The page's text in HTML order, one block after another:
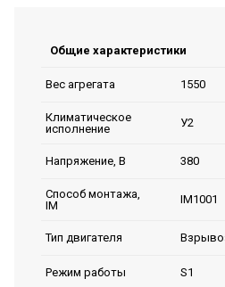
Общие характеристики
Вес агрегата 1550
Климатическое
исполнение
У2
Напряжение, В 380
Способ монтажа,
IM
IM1001
Тип двигателя
Режим работы S1